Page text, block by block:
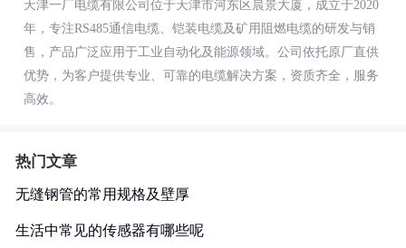
天津一厂电缆有限公司位于天津市河东区晨景大厦，成立于2020
年，专注RS485通信电缆、铠装电缆及矿用阻燃电缆的研发与销
售，产品广泛应用于工业自动化及能源领域。公司依托原厂直供
优势，为客户提供专业、可靠的电缆解决方案，资质齐全，服务
高效。
热门文章
无缝钢管的常用规格及壁厚
生活中常见的传感器有哪些呢